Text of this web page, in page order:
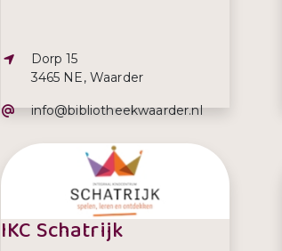
Adres:
Dorp 15
3465 NE, Waarder
E-mailadres:
info@bibliotheekwaarder.nl
IKC Schatrijk